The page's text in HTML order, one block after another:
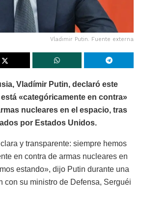
Vladimir Putin. Fuente externa
Vladímir Putin, declaró este
«categóricamente en contra»
nucleares en el espacio, tras
por Estados Unidos.
y transparente: siempre hemos
en contra de armas nucleares en
estando», dijo Putin durante una
con su ministro de Defensa, Serguéi